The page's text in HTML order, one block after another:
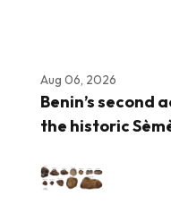
Aug 06, 2026
Benin’s second
the historic